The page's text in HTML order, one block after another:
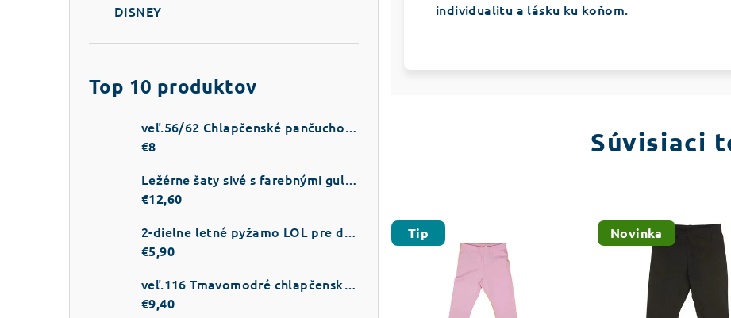
DISNEY
Top 10 produktov
veľ.56/62 Chlapčenské pančuchové nohavice na traky tmavomodré
€8
Ležérne šaty sivé s farebnými guličkami
€12,60
2-dielne letné pyžamo LOL pre dievčatko
€5,90
veľ.116 Tmavomodré chlapčenské tepláky
€9,40
individualitu a lásku ku koňom.
Súvisiaci
Tip Novinka